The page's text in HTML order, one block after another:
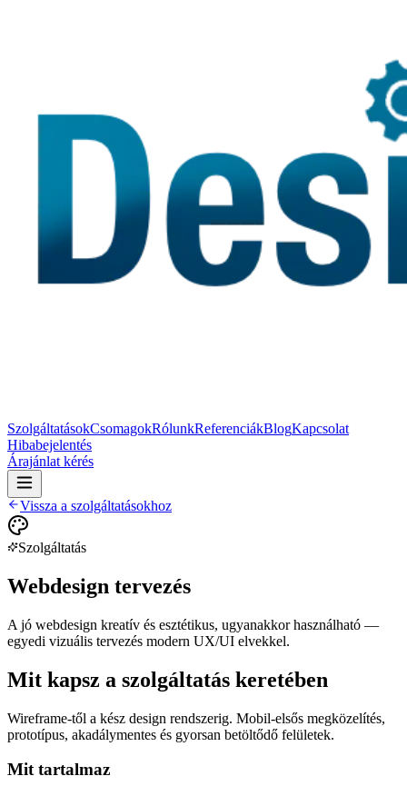
SzolgáltatásokCsomagokRólunkReferenciákBlogKapcsolat
Hibabejelentés
Árajánlat kérés
Vissza a szolgáltatásokhoz
Szolgáltatás
Webdesign tervezés
A jó webdesign kreatív és esztétikus, ugyanakkor használható —
egyedi vizuális tervezés modern UX/UI elvekkel.
Mit kapsz a szolgáltatás keretében
Wireframe-től a kész design rendszerig. Mobil-elsős megközelítés,
prototípus, akadálymentes és gyorsan betöltődő felületek.
Mit tartalmaz